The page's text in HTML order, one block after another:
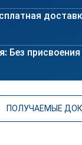
Без
ПОЛУЧАЕМЫЕ